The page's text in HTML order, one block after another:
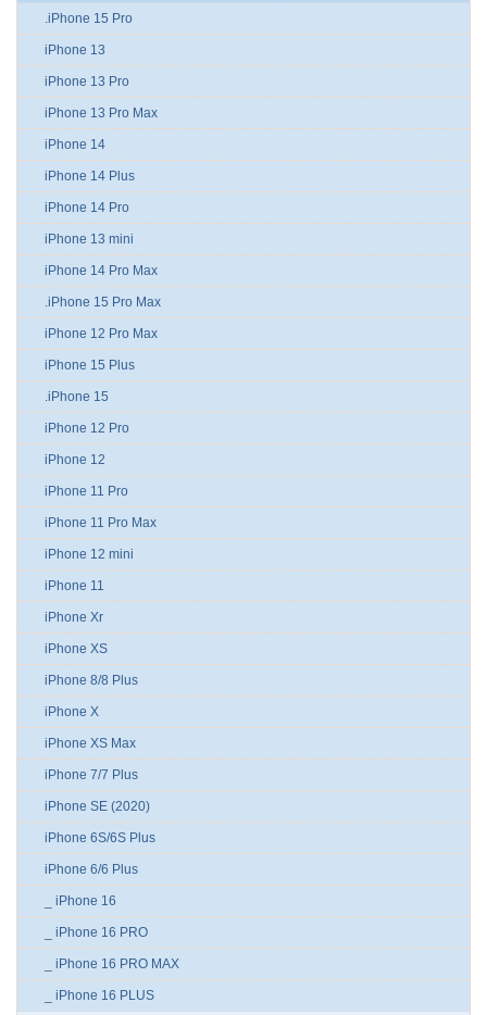
.iPhone 15 Pro
iPhone 13
iPhone 13 Pro
iPhone 13 Pro Max
iPhone 14
iPhone 14 Plus
iPhone 14 Pro
iPhone 13 mini
iPhone 14 Pro Max
.iPhone 15 Pro Max
iPhone 12 Pro Max
iPhone 15 Plus
.iPhone 15
iPhone 12 Pro
iPhone 12
iPhone 11 Pro
iPhone 11 Pro Max
iPhone 12 mini
iPhone 11
iPhone Xr
iPhone XS
iPhone 8/8 Plus
iPhone X
iPhone XS Max
iPhone 7/7 Plus
iPhone SE (2020)
iPhone 6S/6S Plus
iPhone 6/6 Plus
_ iPhone 16
_ iPhone 16 PRO
_ iPhone 16 PRO MAX
_ iPhone 16 PLUS